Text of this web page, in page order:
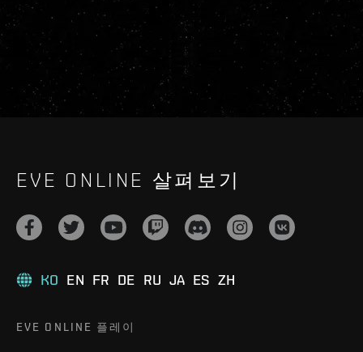
EVE ONLINE 살펴보기
KO EN FR DE RU JA ES ZH
EVE ONLINE 플레이